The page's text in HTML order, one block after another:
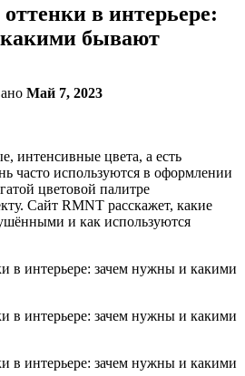
в интерьере:
бывают
Май 7, 2023
интенсивные цвета, а есть
часто используются в оформлении
цветовой палитре
Сайт RMNT расскажет, какие
и как используются